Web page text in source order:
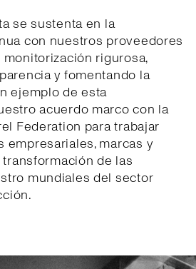
se sustenta en la
con nuestros proveedores
rigurosa,
y fomentando la
ejemplo de esta
acuerdo marco con la
Federation para trabajar
empresariales, marcas y
de las
mundiales del sector